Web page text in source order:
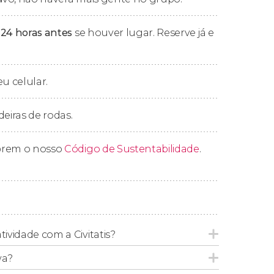
opção de três horas, percorremos a
York. Passaremos peloMadison
doWest Village
, atravessá-la e nos encantar com as
passando peloFlushing Meadows Corona
. A limusine também nos levará por
.
horas antes se houver lugar. Reserve já e
celular.
de rodas.
o nosso Código de Sustentabilidade.
com a Civitatis?